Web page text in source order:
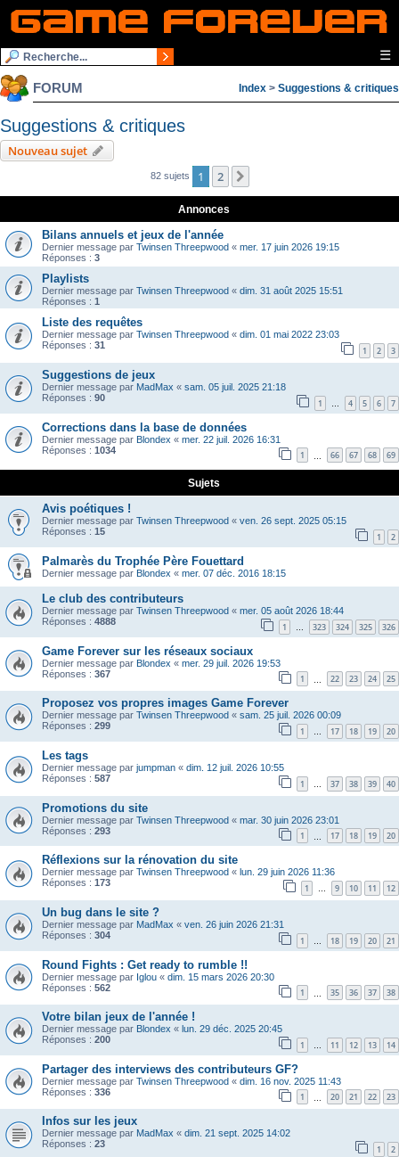
☰
FORUM Index > Suggestions & critiques
Suggestions & critiques
Nouveau sujet
82 sujets 1 2
Annonces
Bilans annuels et jeux de l'année
Dernier message par Twinsen Threepwood « mer. 17 juin 2026 19:15
Réponses : 3
Playlists
Dernier message par Twinsen Threepwood « dim. 31 août 2025 15:51
Réponses : 1
Liste des requêtes
Dernier message par Twinsen Threepwood « dim. 01 mai 2022 23:03
Réponses : 31 1 2 3
Suggestions de jeux
Dernier message par MadMax « sam. 05 juil. 2025 21:18
Réponses : 90 1 … 4 5 6 7
Corrections dans la base de données
Dernier message par Blondex « mer. 22 juil. 2026 16:31
Réponses : 1034 1 66 67 68 69
Sujets
Avis poétiques !
Dernier message par Twinsen Threepwood « ven. 26 sept. 2025 05:15
Réponses : 15 1 2
Palmarès du Trophée Père Fouettard
Dernier message par Blondex « mer. 07 déc. 2016 18:15
Le club des contributeurs
Dernier message par Twinsen Threepwood « mer. 05 août 2026 18:44
Réponses : 4888 1 … 323 324 325 326
Game Forever sur les réseaux sociaux
Dernier message par Blondex « mer. 29 juil. 2026 19:53
Réponses : 367 1 22 23 24 25
Proposez vos propres images Game Forever
Dernier message par Twinsen Threepwood « sam. 25 juil. 2026 00:09
Réponses : 299 1 … 17 18 19 20
Les tags
Dernier message par jumpman « dim. 12 juil. 2026 10:55
Réponses : 587 1 … 37 38 39 40
Promotions du site
Dernier message par Twinsen Threepwood « mar. 30 juin 2026 23:01
Réponses : 293 1 17 18 19 20
Réflexions sur la rénovation du site
Dernier message par Twinsen Threepwood « lun. 29 juin 2026 11:36
Réponses : 173 1 … 9 10 11 12
Un bug dans le site ?
Dernier message par MadMax « ven. 26 juin 2026 21:31
Réponses : 304 1 18 19 20 21
Round Fights : Get ready to rumble !!
Dernier message par Iglou « dim. 15 mars 2026 20:30
Réponses : 562 1 35 36 37 38
Votre bilan jeux de l'année !
Dernier message par Blondex « lun. 29 déc. 2025 20:45
Réponses : 200 1 … 11 12 13 14
Partager des interviews des contributeurs GF?
Dernier message par Twinsen Threepwood « dim. 16 nov. 2025 11:43
Réponses : 336 1 20 21 22 23
Infos sur les jeux
Dernier message par MadMax « dim. 21 sept. 2025 14:02
Réponses : 23 1 2